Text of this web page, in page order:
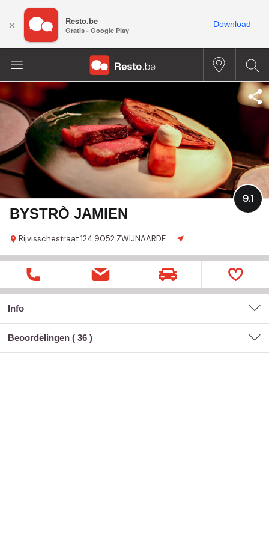
BYSTRÒ JAMIEN
Rijvisschestraat124 9052 ZWIJNAARDE
9.1
Info
Beoordelingen ( 36 )
× Resto.be
Gratis - Google Play
Download